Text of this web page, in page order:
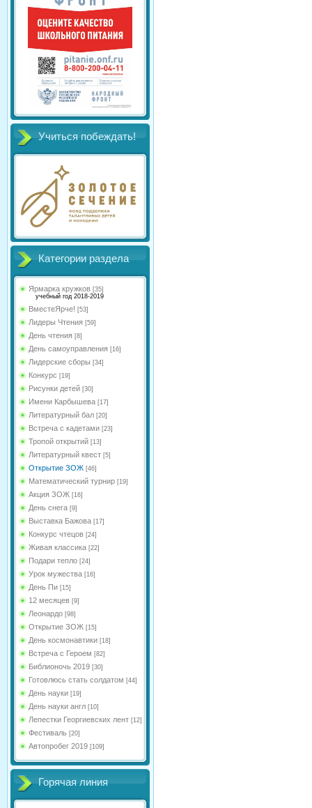
Учиться побеждать!
Категории раздела
Ярмарка кружков [35]
учебный год 2018-2019
ВместеЯрче! [53]
Лидеры Чтения [59]
День чтения [8]
День самоуправления [16]
Лидерские сборы [34]
Конкурс [19]
Рисунки детей [30]
Имени Карбышева [17]
Литературный бал [20]
Встреча с кадетами [23]
Тропой открытий [13]
Литературный квест [5]
Открытие ЗОЖ [46]
Математический турнир [19]
Акция ЗОЖ [16]
День снега [9]
Выставка Бажова [17]
Конкурс чтецов [24]
Живая классика [22]
Подари тепло [24]
Урок мужества [16]
День Пи [15]
12 месяцев [9]
Леонардо [98]
Открытие ЗОЖ [15]
День космонавтики [18]
Встреча с Героем [82]
Библионочь 2019 [30]
Готовлюсь стать солдатом [44]
День науки [19]
День науки англ [10]
Лепестки Георгиевских лент [12]
Фестиваль [20]
Автопробег 2019 [109]
Горячая линия